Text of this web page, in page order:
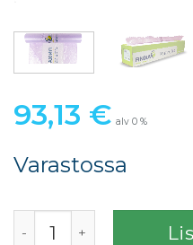
93,13 € alv 0 %
Varastossa